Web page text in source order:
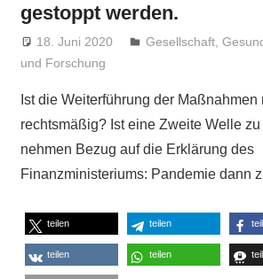
gestoppt werden.
18. Juni 2020 Niki Vogt
Gesellschaft,
und Forschung
Ist die Weiterführung der Maßnahmen
rechtsmäßig? Ist eine Zweite Welle
nehmen Bezug auf die Erklärung des
Finanzministeriums: Pandemie dann
teilen teilen
teilen teilen